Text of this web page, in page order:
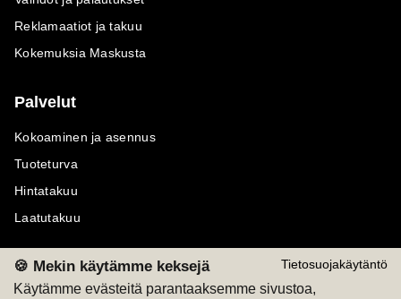
Tietosuojakäytäntö
🍪 Mekin käytämme keksejä
Käytämme evästeitä parantaaksemme sivustoa,
Reklamaatiot ja takuu
Kokemuksia Maskusta
Palvelut
Kokoaminen ja asennus
Tuoteturva
Hintatakuu
Laatutakuu